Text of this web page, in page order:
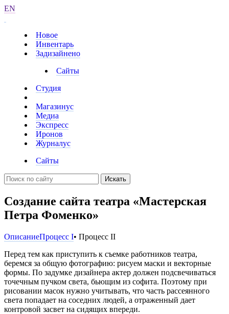
EN
Новое
Инвентарь
Задизайнено
Сайты
Студия
Магазинус
Медиа
Экспресс
Иронов
Журналус
Сайты
Искать
Создание сайта театра «Мастерская
Петра Фоменко»
ОписаниеПроцесс I• Процесс II
Перед тем как приступить к съемке работников театра,
беремся за общую фотографию: рисуем маски и векторные
формы. По задумке дизайнера актер должен подсвечиваться
точечным пучком света, бьющим из софита. Поэтому при
рисовании масок нужно учитывать, что часть рассеянного
света попадает на соседних людей, а отраженный дает
контровой засвет на сидящих впереди.